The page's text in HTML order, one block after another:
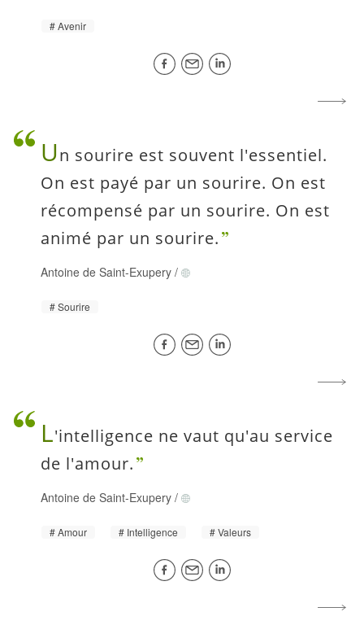
Avenir
Un sourire est souvent l'essentiel.
On est payé par un sourire. On est
récompensé par un sourire. On est
animé par un sourire.
Antoine de Saint-Exupery /
Sourire
L'intelligence ne vaut qu'au service
de l'amour.
Antoine de Saint-Exupery /
Amour Intelligence Valeurs